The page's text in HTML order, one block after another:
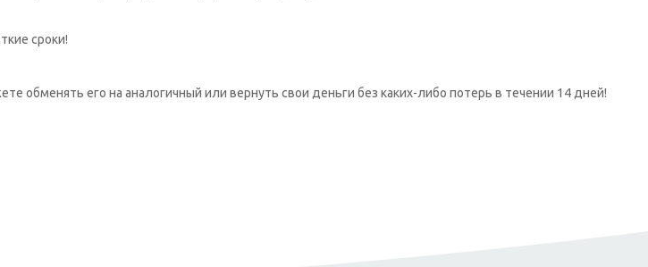
сроки!
обменять его на аналогичный или вернуть свои деньги без каких-либо потерь в течении 14 дней!